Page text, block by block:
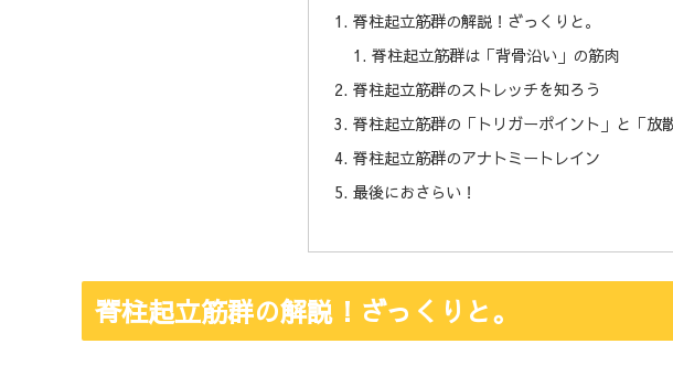
脊柱起立筋群の解説！ざっくりと。
脊柱起立筋群は「背骨沿い」の筋肉
脊柱起立筋群のストレッチを知ろう
脊柱起立筋群の「トリガーポイント」と「放
脊柱起立筋群のアナトミートレイン
最後におさらい！
脊柱起立筋群の解説！ざっくりと。